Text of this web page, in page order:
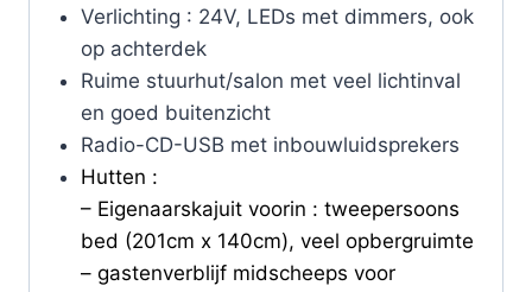
Verlichting : 24V, LEDs met dimmers, ook
op achterdek
Ruime stuurhut/salon met veel lichtinval
en goed buitenzicht
Radio-CD-USB met inbouwluidsprekers
Hutten :
– Eigenaarskajuit voorin : tweepersoons
bed (201cm x 140cm), veel opbergruimte
– gastenverblijf midscheeps voor